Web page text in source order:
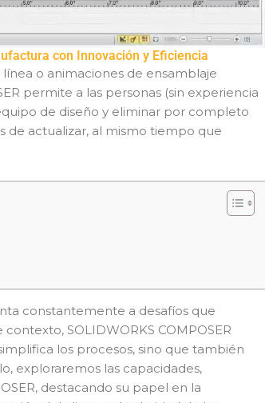
con Innovación y Eficiencia
o animaciones de ensamblaje
permite a las personas (sin experiencia
de diseño y eliminar por completo
de actualizar, al mismo tiempo que
constantemente a desafíos que
SOLIDWORKS COMPOSER
los procesos, sino que también
exploraremos las capacidades,
destacando su papel en la